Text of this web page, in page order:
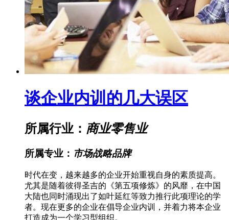
谈企业内训的几大误区
所属行业： 商业零售业
所属专业： 市场战略品牌
时代在变，越来越多的企业开始重视自身的素质提高。
尤其是随着彼得圣吉的《第五项修炼》的风靡，在中国
大陆也同时涌现出了如叶延红等致力推行此项理论的学
者。现在更多的企业在倡导企业内训，并着力将本企业
打造成为一个学习型组织。